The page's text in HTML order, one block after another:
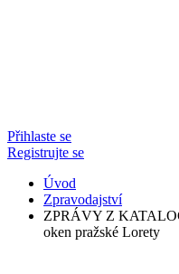
Přihlaste se
Registrujte se
Úvod
Zpravodajství
ZPRÁVY Z
oken pražské Lorety